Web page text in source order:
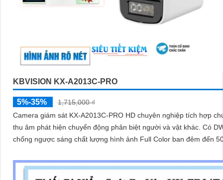
KBVISION KX-A2013C-PRO
5%-35%
1,715,000 ₫
Camera giám sát KX-A2013C-PRO HD chuyên nghiệp tích hợp
thu âm phát hiện chuyển động phân biệt người và vật khác. Có DWDR
chống ngược sáng chất lượng hình ảnh Full Color ban đêm đến